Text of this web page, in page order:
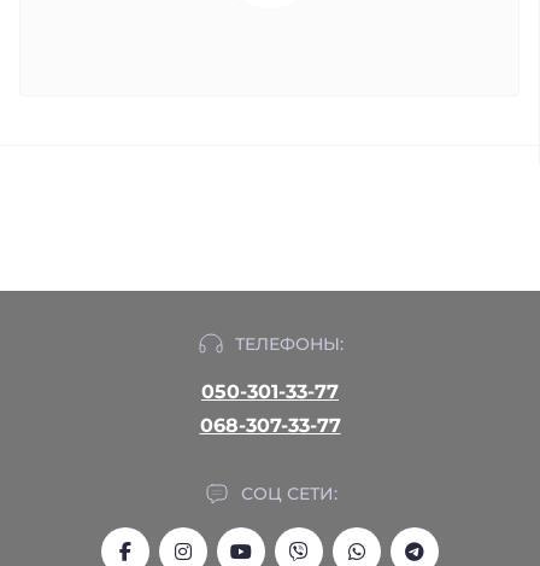
ТЕЛЕФОНЫ:
050-301-33-77
068-307-33-77
СОЦ СЕТИ: